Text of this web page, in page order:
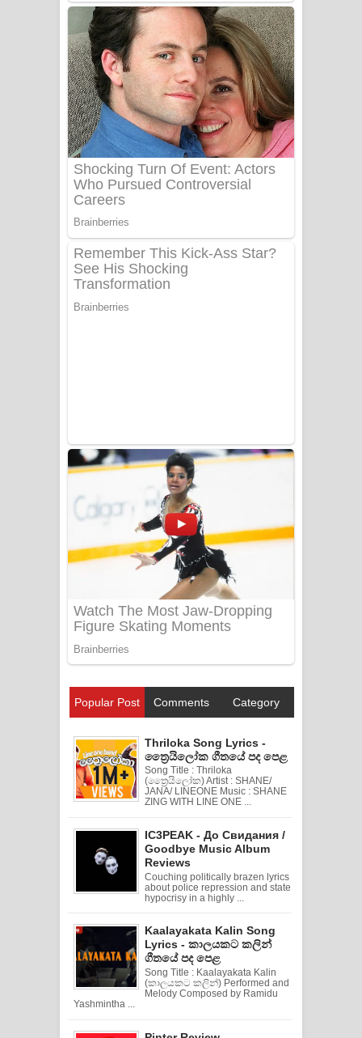
Popular Post Comments Category
Thriloka Song Lyrics -
ත්‍රෛයිලෝක ගීතයේ පද පෙළ
Song Title : Thriloka
(ත්‍රෛයිලෝක) Artist : SHANE/
JANA/ LINEONE Music : SHANE
ZING WITH LINE ONE ...
IC3PEAK - До Свидания /
Goodbye Music Album
Reviews
Couching politically brazen lyrics
about police repression and state
hypocrisy in a highly ...
Kaalayakata Kalin Song
Lyrics - කාලයකට කලින්
ගීතයේ පද පෙළ
Song Title : Kaalayakata Kalin
(කාලයකට කලින්) Performed and
Melody Composed by Ramidu
Yashmintha ...